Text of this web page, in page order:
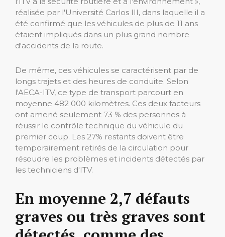
réalisée par l'Université Carlos III, dans laquelle il a
été confirmé que les véhicules de plus de 11 ans
étaient impliqués dans un plus grand nombre
d'accidents de la route.
De même, ces véhicules se caractérisent par de
longs trajets et des heures de conduite. Selon
l'AECA-ITV, ce type de transport parcourt en
moyenne 482 000 kilomètres. Ces deux facteurs
ont amené seulement 73 % des personnes à
réussir le contrôle technique du véhicule du
premier coup. Les 27% restants doivent être
temporairement retirés de la circulation pour
résoudre les problèmes et incidents détectés par
les techniciens d'ITV.
En moyenne 2,7 défauts
graves ou très graves sont